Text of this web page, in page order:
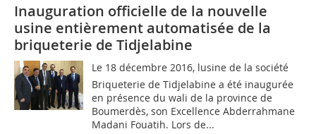
Inauguration officielle de la nouvelle
usine entièrement automatisée de la
briqueterie de Tidjelabine
Le 18 décembre 2016, lusine de la société
Briqueterie de Tidjelabine a été inaugurée
en présence du wali de la province de
Boumerdès, son Excellence Abderrahmane
Madani Fouatih. Lors de...